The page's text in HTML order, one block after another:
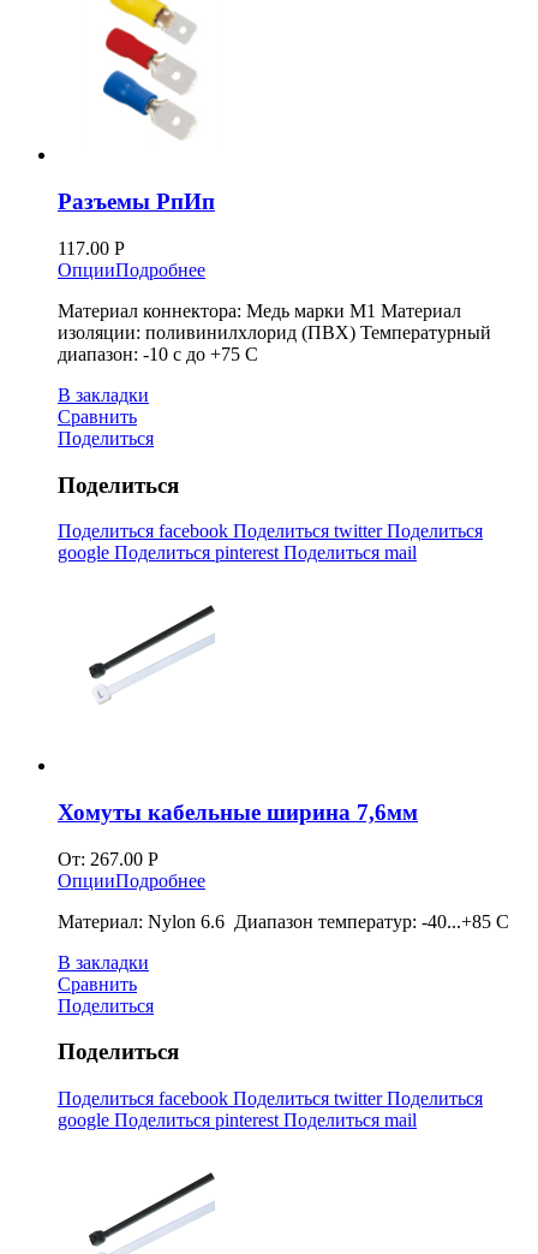
Разъемы РпИп
117.00 Р
ОпцииПодробнее
Материал коннектора: Медь марки М1 Материал
изоляции: поливинилхлорид (ПВХ) Температурный
диапазон: -10 с до +75 С
В закладки
Сравнить
Поделиться
Поделиться
Поделиться facebook Поделиться twitterПоделиться
google Поделиться pinterest Поделиться mail
Хомуты кабельные ширина 7,6мм
От: 267.00 Р
ОпцииПодробнее
Материал: Nylon 6.6 Диапазон температур: -40...+85 С
В закладки
Сравнить
Поделиться
Поделиться
Поделиться facebook Поделиться twitterПоделиться
google Поделиться pinterest Поделиться mail